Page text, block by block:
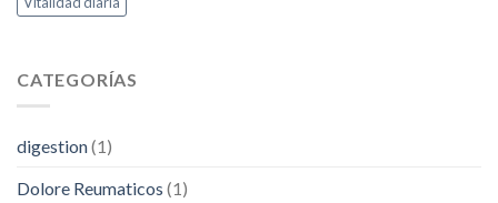
CATEGORÍAS
digestion(1)
Dolore Reumaticos (1)